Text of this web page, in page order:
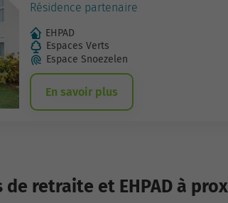
Résidence partenaire
EHPAD
Espaces Verts
Espace Snoezelen
En savoir plus
de retraite et EHPAD à